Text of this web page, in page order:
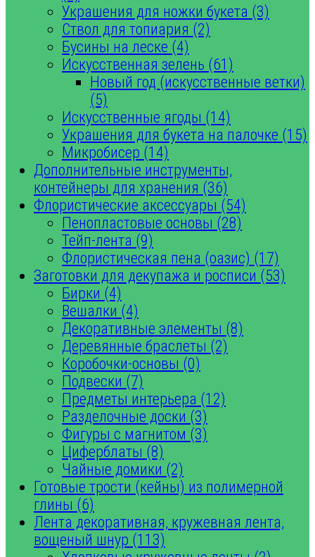
Украшения для ножки букета (3)
Ствол для топиария (2)
Бусины на леске (4)
Искусственная зелень (61)
Новый год (искусственные ветки)
(5)
Искусственные ягоды (14)
Украшения для букета на палочке (15)
Микробисер (14)
Дополнительные инструменты,
контейнеры для хранения (36)
Флористические аксессуары (54)
Пенопластовые основы (28)
Тейп-лента (9)
Флористическая пена (оазис) (17)
Заготовки для декупажа и росписи (53)
Бирки (4)
Вешалки (4)
Декоративные элементы (8)
Деревянные браслеты (2)
Коробочки-основы (0)
Подвески (7)
Предметы интерьера (12)
Разделочные доски (3)
Фигуры с магнитом (3)
Циферблаты (8)
Чайные домики (2)
Готовые трости (кейны) из полимерной
глины (6)
Лента декоративная, кружевная лента,
вощеный шнур (113)